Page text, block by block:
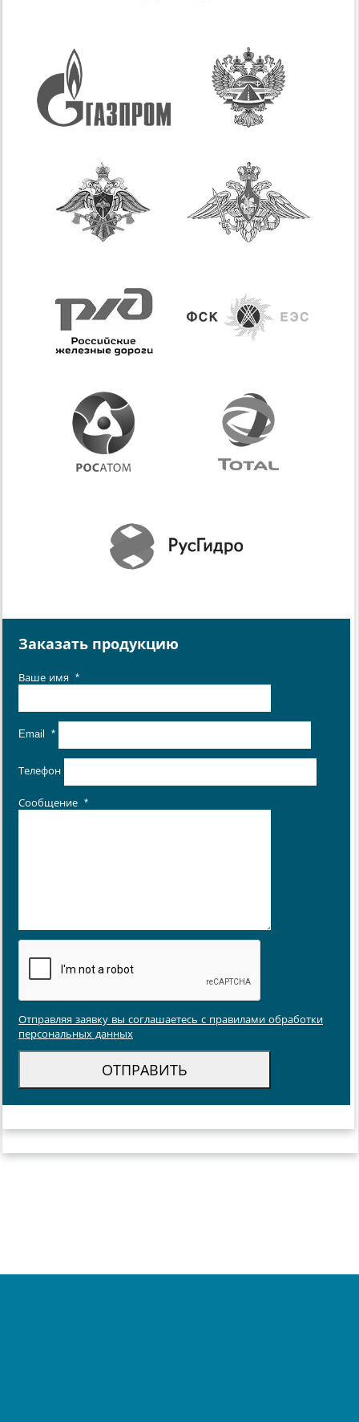
Заказать продукцию
Ваше имя *
Email *
Телефон
Сообщение *
Отправляя заявку вы соглашаетесь с правилами обработки
персональных данных